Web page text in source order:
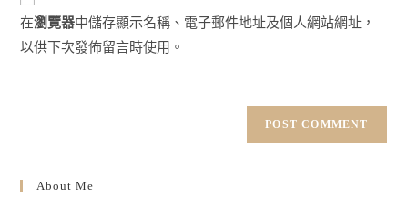
URL
(optional)
在瀏覽器中儲存顯示名稱、電子郵件地址及個人網站網址，
以供下次發佈留言時使用。
About Me